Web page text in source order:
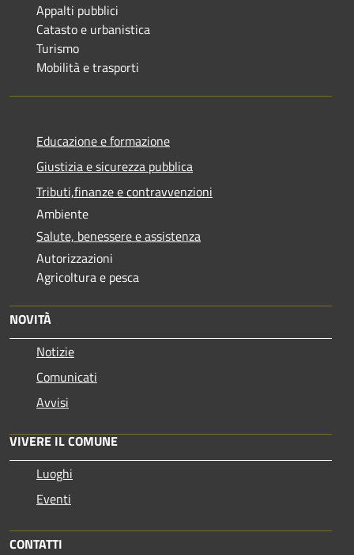
Appalti pubblici
Catasto e urbanistica
Turismo
Mobilità e trasporti
Educazione e formazione
Giustizia e sicurezza pubblica
Tributi,finanze e contravvenzioni
Ambiente
Salute, benessere e assistenza
Autorizzazioni
Agricoltura e pesca
NOVITÀ
Notizie
Comunicati
Avvisi
VIVERE IL COMUNE
Luoghi
Eventi
CONTATTI